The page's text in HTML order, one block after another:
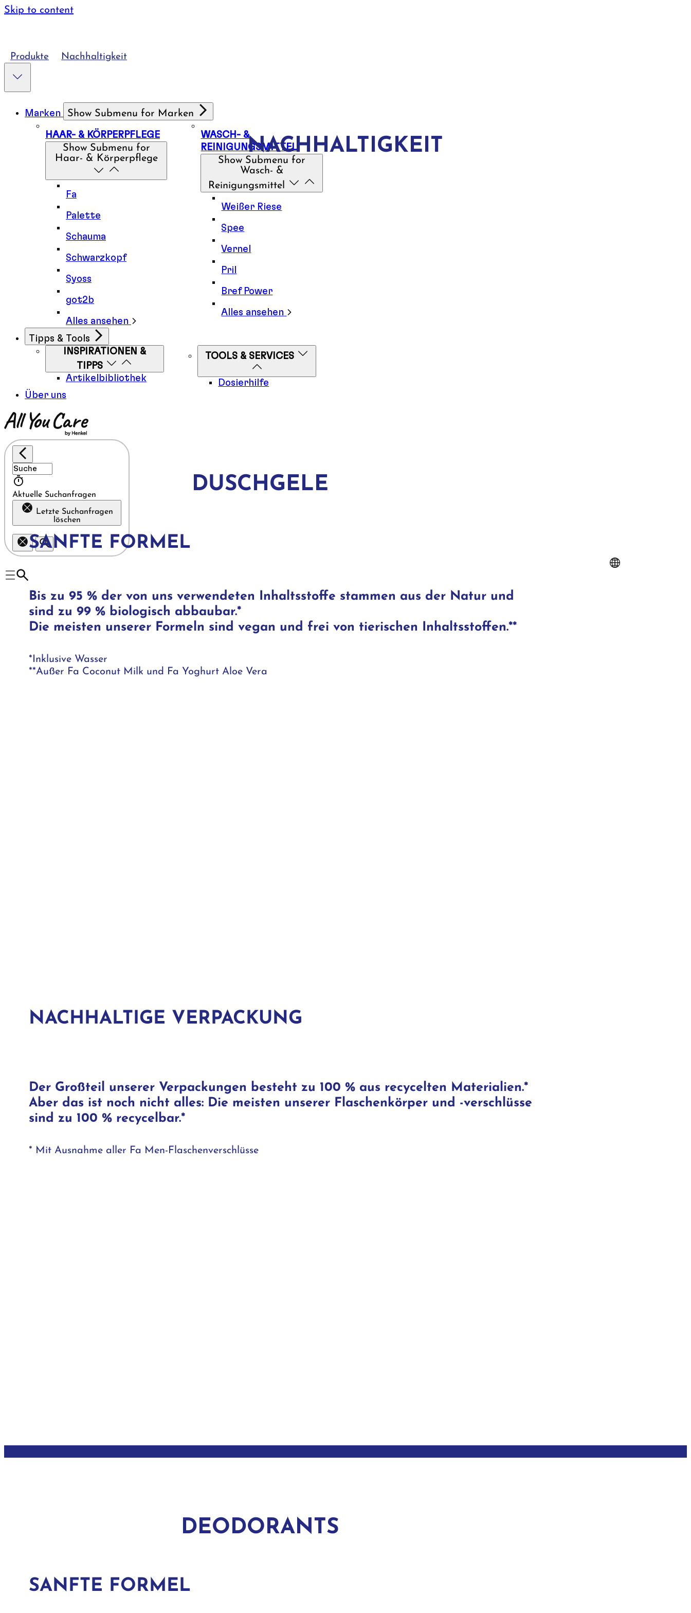
Skip to content
Produkte Nachhaltigkeit
Marken Show Submenu for Marken
HAAR- & KÖRPERPFLEGE
Show Submenu for
Haar- & Körperpflege
Fa
Palette
Schauma
Schwarzkopf
Syoss
got2b
Alles ansehen
WASCH- &
REINIGUNGSMITTEL
Show Submenu for
Wasch- &
Reinigungsmittel
Weißer Riese
Spee
Vernel
Pril
Bref Power
Alles ansehen
Tipps & Tools
INSPIRATIONEN &
TIPPS
Artikelbibliothek
TOOLS & SERVICES
Dosierhilfe
Über uns
Aktuelle Suchanfragen
Letzte Suchanfragen
löschen
NACHHALTIGKEIT
DUSCHGELE
SANFTE FORMEL
Bis zu 95 % der von uns verwendeten Inhaltsstoffe stammen aus der Natur und
sind zu 99 % biologisch abbaubar.*
Die meisten unserer Formeln sind vegan und frei von tierischen Inhaltsstoffen.**
*Inklusive Wasser
**Außer Fa Coconut Milk und Fa Yoghurt Aloe Vera
NACHHALTIGE VERPACKUNG
Der Großteil unserer Verpackungen besteht zu 100 % aus recycelten Materialien.*
Aber das ist noch nicht alles: Die meisten unserer Flaschenkörper und -verschlüsse
sind zu 100 % recycelbar.*
* Mit Ausnahme aller Fa Men-Flaschenverschlüsse
DEODORANTS
SANFTE FORMEL